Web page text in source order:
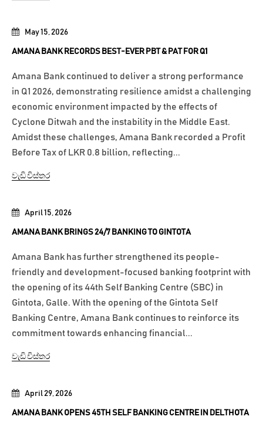
April 29, 2026
AMANA BANK OPENS 45TH SELF BANKING CENTRE IN DELTHOTA
April 15, 2026
AMANA BANK BRINGS 24/7 BANKING TO GINTOTA
Amana Bank has further strengthened its people-
friendly and development-focused banking footprint with
the opening of its 44th Self Banking Centre (SBC) in
Gintota, Galle. With the opening of the Gintota Self
Banking Centre, Amana Bank continues to reinforce its
commitment towards enhancing financial...
වැඩි විස්තර
May 15, 2026
AMANA BANK RECORDS BEST-EVER PBT & PAT FOR Q1
Amana Bank continued to deliver a strong performance
in Q1 2026, demonstrating resilience amidst a challenging
economic environment impacted by the effects of
Cyclone Ditwah and the instability in the Middle East.
Amidst these challenges, Amana Bank recorded a Profit
Before Tax of LKR 0.8 billion, reflecting...
වැඩි විස්තර